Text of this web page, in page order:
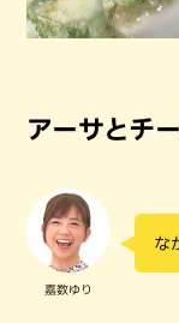
アーサとチ
嘉数ゆり
な